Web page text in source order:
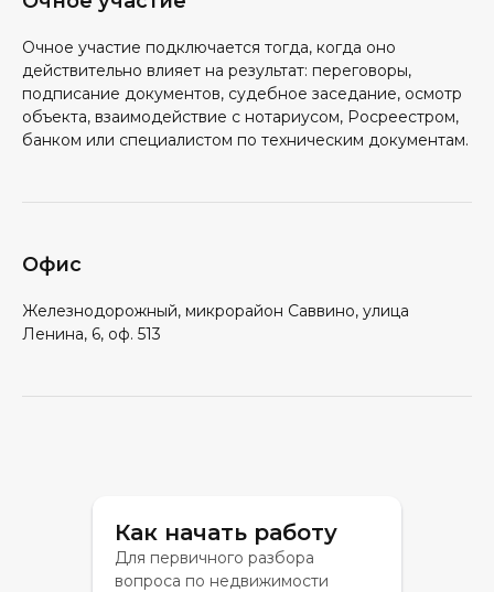
Очное участие подключается тогда, когда оно
действительно влияет на результат: переговоры,
подписание документов, судебное заседание, осмотр
объекта, взаимодействие с нотариусом, Росреестром,
банком или специалистом по техническим документам.
Офис
Железнодорожный, микрорайон Саввино, улица
Ленина, 6, оф. 513
Как начать работу
Для первичного разбора
вопроса по недвижимости